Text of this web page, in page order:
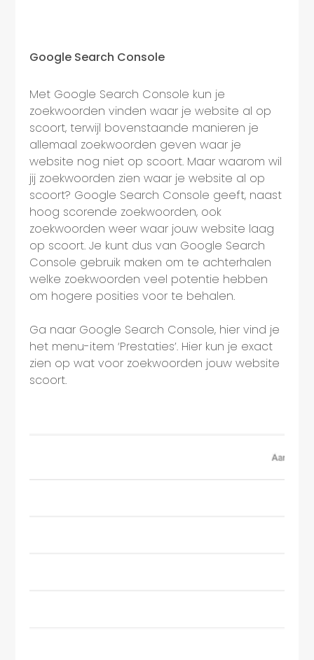
Google Search Console
Met Google Search Console kun je
zoekwoorden vinden waar je website al op
scoort, terwijl bovenstaande manieren je
allemaal zoekwoorden geven waar je
website nog niet op scoort. Maar waarom wil
jij zoekwoorden zien waar je website al op
scoort? Google Search Console geeft, naast
hoog scorende zoekwoorden, ook
zoekwoorden weer waar jouw website laag
op scoort. Je kunt dus van Google Search
Console gebruik maken om te achterhalen
welke zoekwoorden veel potentie hebben
om hogere posities voor te behalen.
Ga naar Google Search Console, hier vind je
het menu-item ‘Prestaties’. Hier kun je exact
zien op wat voor zoekwoorden jouw website
scoort.